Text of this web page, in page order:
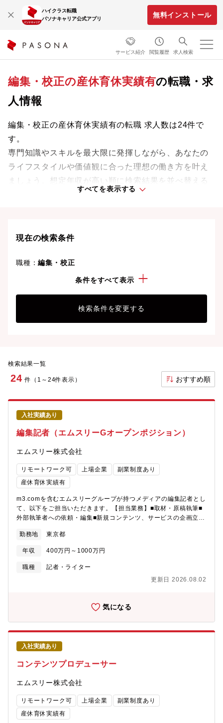
ハイクラス転職
パソナキャリア公式アプリ
無料インストール
サービス紹介 閲覧履歴 求人検索
編集・校正の産休育休実績有の転職・求
人情報
編集・校正の産休育休実績有の転職 求人数は24件で
す。
専門知識やスキルを最大限に発揮しながら、あなたの
ライフスタイルや価値観に合った理想の働き方を叶え
ましょう。想定年収が高い順に検索結果を並べ替える
すべてを表示する
現在の検索条件
職種：編集・校正
産休育休実績有
条件をすべて表示
検索条件を変更する
検索結果一覧
24 件（1～24件表示） おすすめ順
入社実績あり
編集記者（エムスリーGオープンポジション）
エムスリー株式会社
リモートワーク可 上場企業
副業制度あり
産休育休実績有
m3.comを含むエムスリーグループが持つメディアの編集記者とし
て、以下をご担当いただきます。【担当業務】■取材・原稿執筆■
外部執筆者への依頼・編集■新規コンテンツ、サービスの企画立
ジションを検討させていただきます。【ミッション】エムスリー
グループが持つメディア価値を最大化し、より良き方向に日本の
医療が発展することへの貢献を目指す。【所属部署】エムスリー
グループ会社（直接雇用）もしくはエムスリー（出向）※書類通
に応募いただいた候補者は、エムスリーグループ各社に応募書類
ループ各社の共同で実施いたします。※グループ会社での直接雇
用となる場合、最終的に募集要項と異なる提示となることがあり
得ます。
勤務地 東京都
年収 400万円～1000万円
職種
記者・ライター
更新日 2026.08.02
気になる
入社実績あり
コンテンツプロデューサー
エムスリー株式会社
リモートワーク可 上場企業
副業制度あり
産休育休実績有